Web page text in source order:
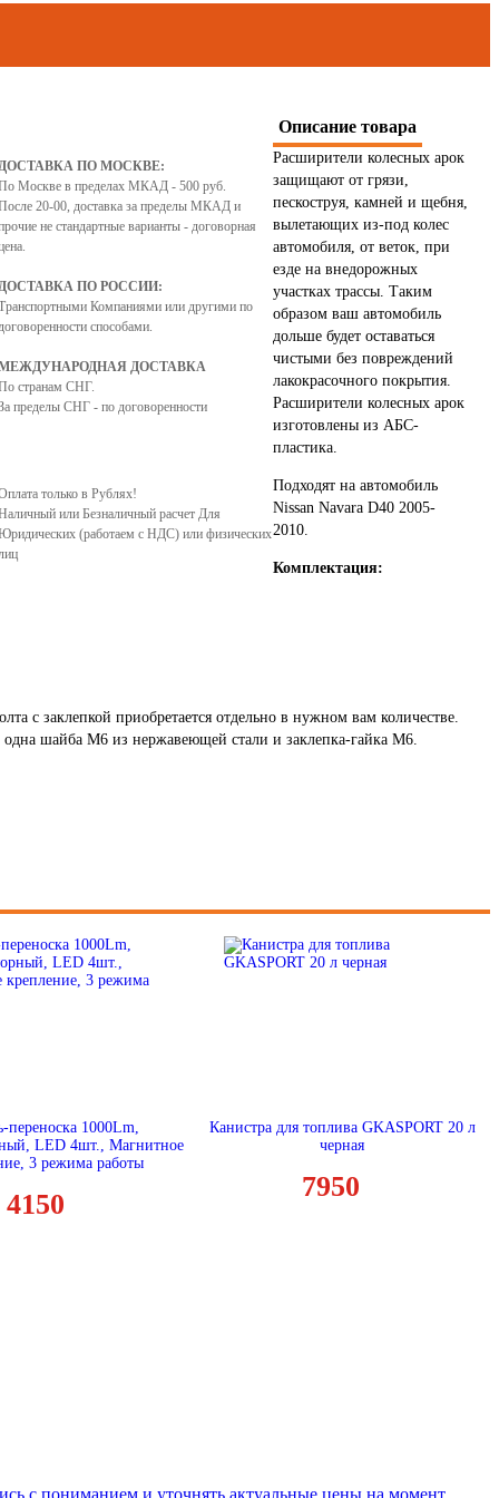
8 9 10 11 13 14 15 16 17
ПО МОСКВЕ:
Москве в пределах МКАД - 500 руб.
20-00, доставка за пределы МКАД и
не стандартные варианты - договорная
ПО РОССИИ:
Компаниями или другими по
способами.
ДОСТАВКА
странам СНГ.
пределы СНГ - по договоренности
только в Рублях!
или Безналичный расчет Для
(работаем с НДС) или физических
Описание товара
Расширители колесных арок
защищают от грязи,
пескоструя, камней и щебня,
вылетающих из-под колес
автомобиля, от веток, при
езде на внедорожных
участках трассы. Таким
образом ваш автомобиль
дольше будет оставаться
чистыми без повреждений
лакокрасочного покрытия.
Расширители колесных арок
изготовлены из АБС-
пластика.
Подходят на автомобиль
Nissan Navara D40 2005-
2010.
Комплектация:
с заклепкой приобретается отдельно в нужном вам количестве.
шайба М6 из нержавеющей стали и заклепка-гайка М6.
переноска 1000Lm,
LED 4шт., Магнитное
3 режима работы
4150
Канистра для топлива GKASPORT 20 л
черная
7950
с пониманием и уточнять актуальные цены на момент